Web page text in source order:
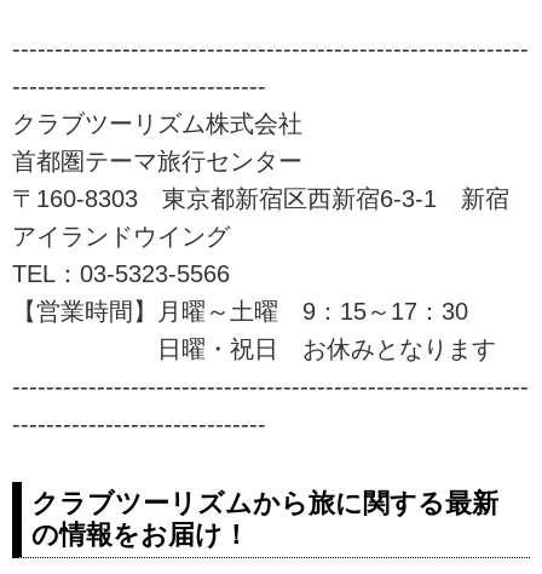
ご予約も簡単。
旅行・ツアーならクラブツーリズ
心者でも安心してご参加いただけ
るレベルに応じた「あるき旅」を
ご用意しております！自然の中を
季節を感じる「あるく」の旅に是
非ご参加下さい。
-------------------------------------------------------------
------------------------------
クラブツーリズム株式会社
首都圏テーマ旅行センター
〒160-8303 東京都新宿区西新宿6-3-1 新宿
アイランドウイング
TEL：03-5323-5566
【営業時間】月曜～土曜 9：15～17：30
日曜・祝日 お休みとなります
-------------------------------------------------------------
------------------------------
クラブツーリズムから旅に関する最新
の情報をお届け！